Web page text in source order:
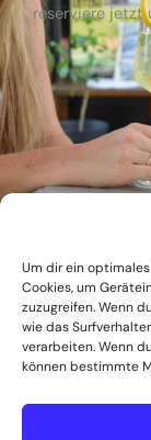
Um dir ein
Cookies, um
zuzugreifen. Wenn
wie das
verarbeiten. Wenn
können bestimmte
reserviere jetzt